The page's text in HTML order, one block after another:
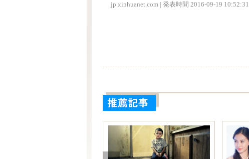
jp.xinhuanet.com | 発表時間 2016-09-19 10:52:31